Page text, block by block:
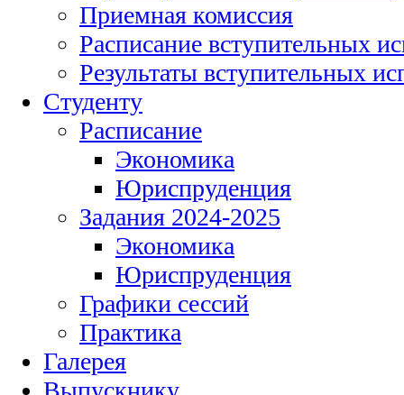
Приемная комиссия
Расписание вступительных
Результаты вступительных
Студенту
Расписание
Экономика
Юриспруденция
Задания 2024-2025
Экономика
Юриспруденция
Графики сессий
Практика
Галерея